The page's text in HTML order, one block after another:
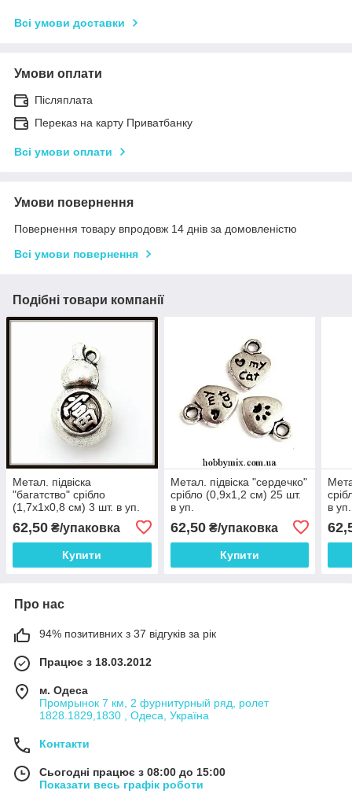
Всі умови доставки
Умови оплати
Післяплата
Переказ на карту Приватбанку
Всі умови оплати
Умови повернення
Повернення товару впродовж 14 днів за домовленістю
Всі умови повернення
Подібні товари компанії
Метал. підвіска
"багатство" срібло
(1,7х1х0,8 см) 3 шт. в уп.
62,50 ₴/упаковка
Купити
Метал. підвіска "сердечко"
срібло (0,9х1,2 см) 25 шт.
в уп.
62,50₴/упаковка
Купити
в уп.
Про нас
94% позитивних з 37 відгуків за рік
Працює з 18.03.2012
м. Одеса
Промрынок 7 км, 2 фурнитурный ряд, ролет
1828.1829,1830 , Одеса, Україна
Контакти
Сьогодні працює з 08:00 до 15:00
Показати весь графік роботи